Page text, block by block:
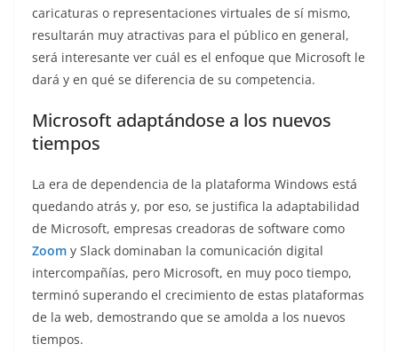
caricaturas o representaciones virtuales de sí mismo,
resultarán muy atractivas para el público en general,
será interesante ver cuál es el enfoque que Microsoft le
dará y en qué se diferencia de su competencia.
Microsoft adaptándose a los nuevos
tiempos
La era de dependencia de la plataforma Windows está
quedando atrás y, por eso, se justifica la adaptabilidad
de Microsoft, empresas creadoras de software como
Zoom y Slack dominaban la comunicación digital
intercompañías, pero Microsoft, en muy poco tiempo,
terminó superando el crecimiento de estas plataformas
de la web, demostrando que se amolda a los nuevos
tiempos.